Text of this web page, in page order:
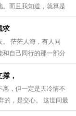
。而且我知道，就算是
求
茫茫人海，有人同
和自己同行的那一部分
，
离，但一定是天冷情不
的，是交心。 这世间最